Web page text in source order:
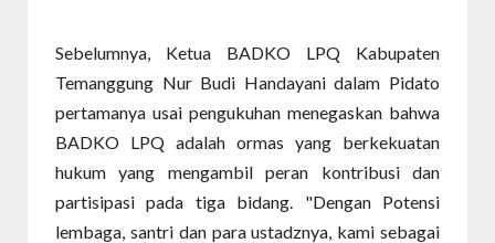
Sebelumnya, Ketua BADKO LPQ Kabupaten
Temanggung Nur Budi Handayani dalam Pidato
pertamanya usai pengukuhan menegaskan bahwa
BADKO LPQ adalah ormas yang berkekuatan
hukum yang mengambil peran kontribusi dan
partisipasi pada tiga bidang. "Dengan Potensi
lembaga, santri dan para ustadznya, kami sebagai